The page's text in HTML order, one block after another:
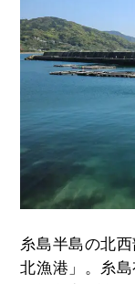
糸島半島の北
北漁港」。糸